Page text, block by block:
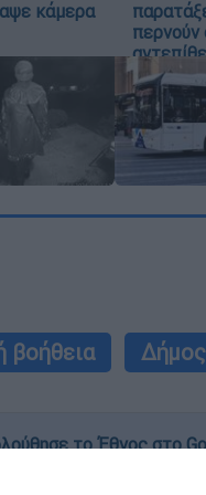
κάμερα
περνούν
βοήθεια
το Έθνος στο